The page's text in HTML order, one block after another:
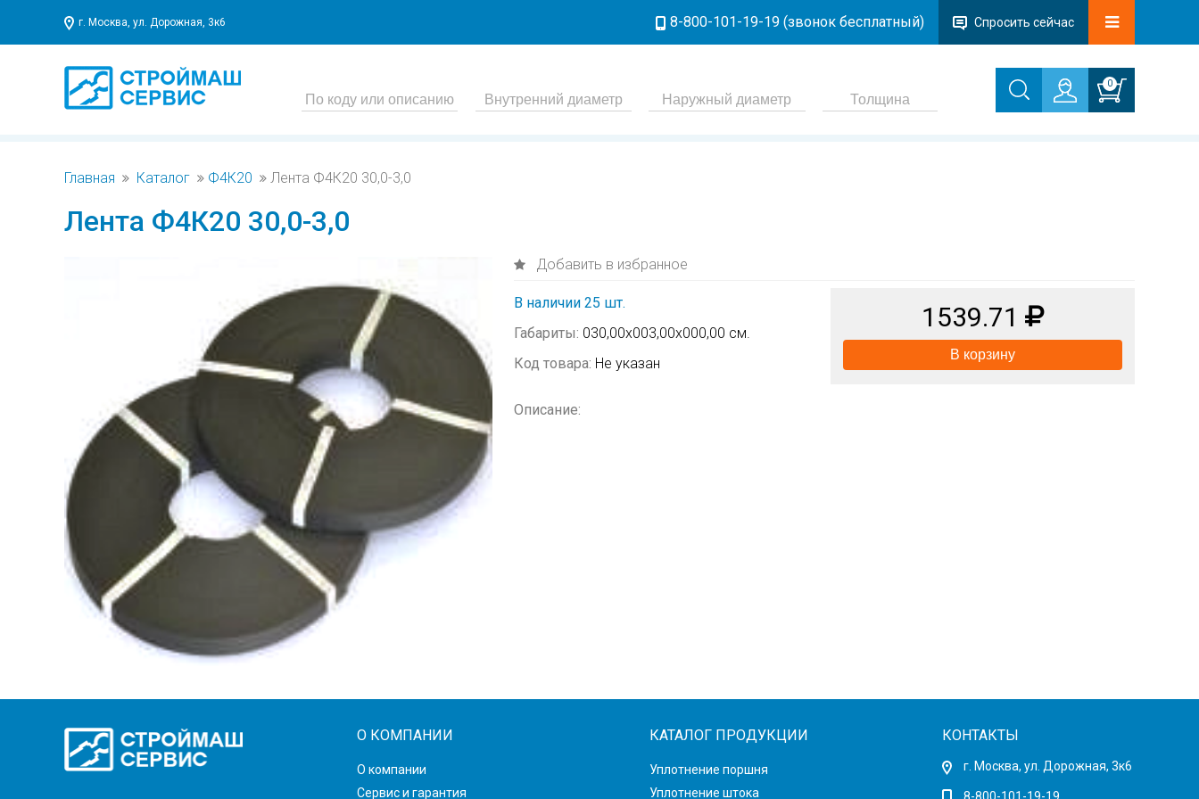
г. Москва, ул. Дорожная, 3к6 8-800-101-19-19 (звонок бесплатный) Спросить сейчас
0
Главная Каталог Ф4К20 Лента Ф4К20 30,0-3,0
Лента Ф4К20 30,0-3,0
Добавить в избранное
В наличии 25 шт.
Габариты: 030,00х003,00х000,00 см.
Код товара: Не указан
1539.71
В корзину
Описание:
О КОМПАНИИ
О компании
Сервис и гарантия
КАТАЛОГ ПРОДУКЦИИ
Уплотнение поршня
Уплотнение штока
КОНТАКТЫ
г. Москва, ул. Дорожная, 3к6